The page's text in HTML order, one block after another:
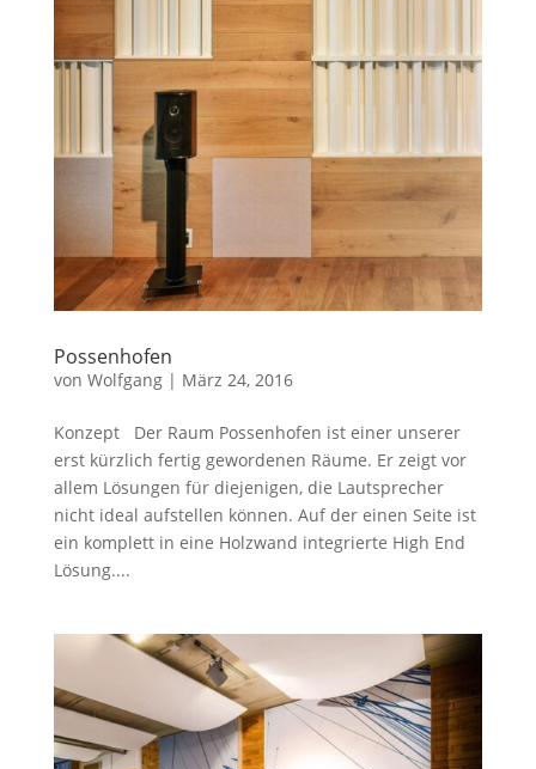
Possenhofen
von Wolfgang| März 24, 2016
Konzept Der Raum Possenhofen ist einer unserer
erst kürzlich fertig gewordenen Räume. Er zeigt vor
allem Lösungen für diejenigen, die Lautsprecher
nicht ideal aufstellen können. Auf der einen Seite ist
ein komplett in eine Holzwand integrierte High End
Lösung....